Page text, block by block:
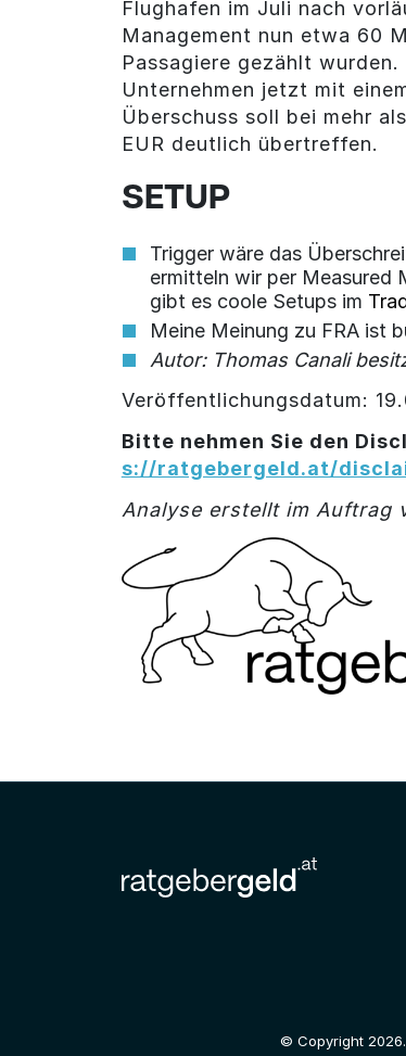
Flughafen im Juli nach
Management nun etwa 60
Passagiere gezählt
Unternehmen jetzt mit
Überschuss soll bei mehr
EUR deutlich übertreffen.
SETUP
Trigger wäre das
ermitteln wir per Measured
gibt es coole Setups im
Meine Meinung zu FRA ist
Autor: Thomas Canali
Veröffentlichungsdatum:
Bitte nehmen Sie den
s://ratgebergeld.at/
Analyse erstellt im Auftrag
© Copyright 2026.